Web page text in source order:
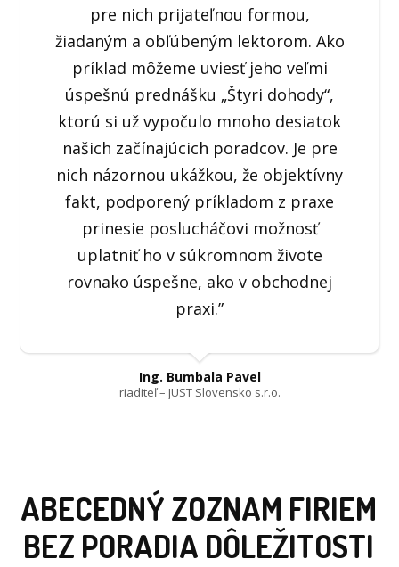
pre nich prijateľnou formou,
žiadaným a obľúbeným lektorom. Ako
príklad môžeme uviesť jeho veľmi
úspešnú prednášku „Štyri dohody“,
ktorú si už vypočulo mnoho desiatok
našich začínajúcich poradcov. Je pre
nich názornou ukážkou, že objektívny
fakt, podporený príkladom z praxe
prinesie poslucháčovi možnosť
uplatniť ho v súkromnom živote
rovnako úspešne, ako v obchodnej
praxi.”
Ing. Bumbala Pavel
riaditeľ – JUST Slovensko s.r.o.
ABECEDNÝ ZOZNAM FIRIEM
BEZ PORADIA DÔLEŽITOSTI